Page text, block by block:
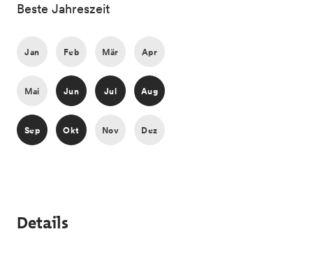
Beste Jahreszeit
Jan Feb Mär Apr
Mai Jun Jul Aug
Sep Okt Nov Dez
Details